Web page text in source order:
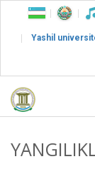
Yashil